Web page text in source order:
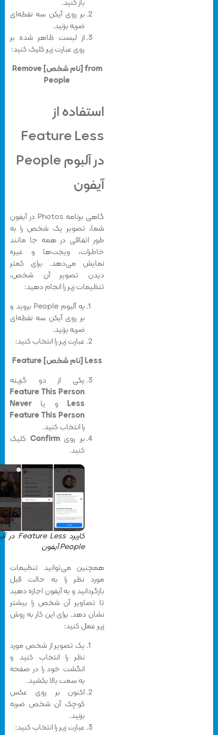
باز کنید.
بر روی آیکن سه نقطه‌ای
ضربه بزنید.
از لیست ظاهر شده بر
روی عبارت زیر کلیک کنید:
Remove [نام شخص] from
People
استفاده از
Feature Less
در آلبوم People
آیفون
گاهی برنامه Photos در آیفون
شما، تصویر یک شخص را به
طور اتفاقی در همه جا مانند
خاطرات، ویجت‌ها و غیره
نمایش می‌دهد. برای کمتر
دیدن تصویر آن شخص،
تنظیمات زیر را انجام دهید:
به آلبوم People بروید و
بر روی آیکن سه نقطه‌ای
ضربه بزنید.
عبارت زیر را انتخاب کنید:
Feature [نام شخص] Less
یکی از دو گزینه
Feature This Person
Lessو یا
Never
Feature This Person
را انتخاب کنید.
بر روی Confirm
کلیک
کنید.
کاربرد Feature Less در آلبوم
People آیفون
همچنین می‌توانید تنظیمات
مورد نظر را به حالت قبل
بازگردانید و به آیفون اجازه دهید
تا تصاویر آن شخص را بیشتر
نشان دهد. برای این کار به روش
زیر عمل کنید:
یک تصویر از شخص مورد
نظر را انتخاب کنید و
انگشت خود را در صفحه
به سمت بالا بکشید.
اکنون بر روی عکس
کوچک آن شخص ضربه
بزنید.
عبارت زیر را انتخاب کنید: